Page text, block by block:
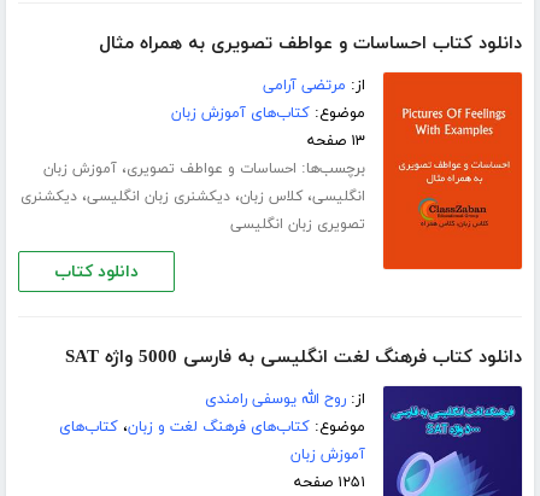
دانلود کتاب احساسات و عواطف تصویری به همراه مثال
از: مرتضی آرامی
موضوع:کتاب‌های آموزش زبان
۱۳ صفحه
برچسب‌ها: احساسات و عواطف تصویری،آموزش زبان
انگلیسی،کلاس زبان،دیکشنری زبان انگلیسی،دیکشنری
تصویری زبان انگلیسی
دانلود کتاب
دانلود کتاب فرهنگ لغت انگلیسی به فارسی 5000 واژه SAT
از:روح الله یوسفی رامندی
موضوع:کتاب‌های فرهنگ لغت و زبان،کتاب‌های
آموزش زبان
۱۲۵۱ صفحه